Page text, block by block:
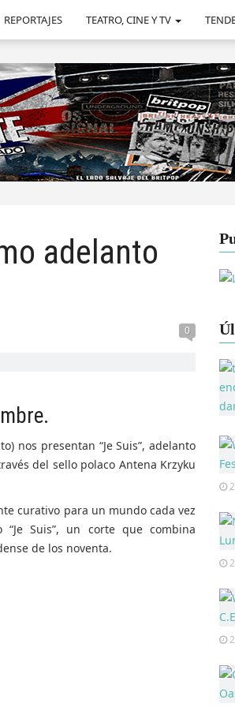
REPORTAJES TEATRO, CINE Y TV
adelanto
0
nos presentan “Je Suis”, adelanto
del sello polaco Antena Krzyku
curativo para un mundo cada vez
Suis”, un corte que combina
de los noventa.